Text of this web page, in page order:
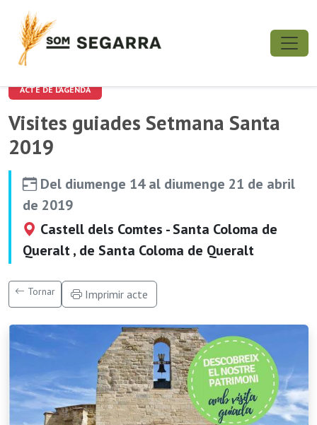
ACTE DE L'AGENDA
Visites guiades Setmana Santa
2019
Del diumenge 14 al diumenge 21 de abril
de 2019
Castell dels Comtes - Santa Coloma de
Queralt , de Santa Coloma de Queralt
Tornar Imprimir acte